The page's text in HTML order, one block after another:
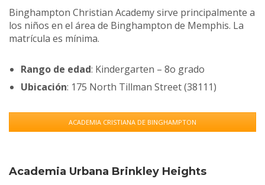
Binghampton Christian Academy sirve principalmente a
los niños en el área de Binghampton de Memphis. La
matrícula es mínima.
Rango de edad: Kindergarten – 8o grado
Ubicación: 175 North Tillman Street (38111)
ACADEMIA CRISTIANA DE BINGHAMPTON
Academia Urbana Brinkley Heights